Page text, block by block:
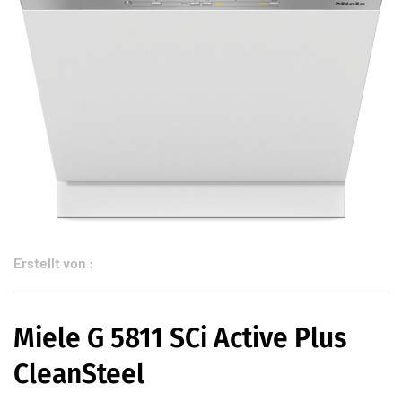
Erstellt von :
Miele G 5811 SCi Active Plus
CleanSteel